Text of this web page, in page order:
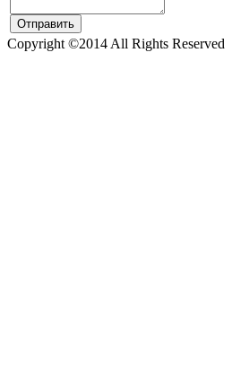
Copyright ©2014 All Rights Reserved